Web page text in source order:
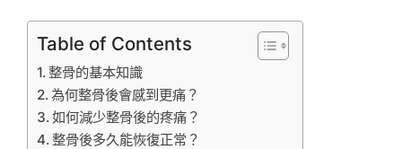
Table of Contents
整骨的基本知識
為何整骨後會感到更痛？
如何減少整骨後的疼痛？
整骨後多久能恢復正常？